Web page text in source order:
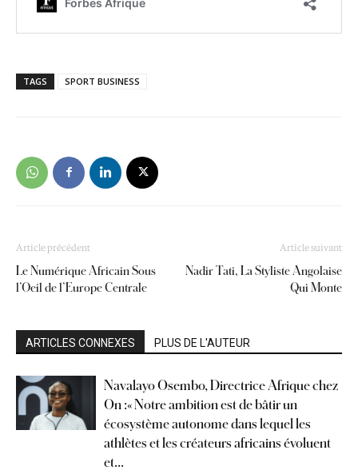
TAGS SPORT BUSINESS
Article précédent
Le Numérique Africain Sous
l’Oeil de l’Europe Centrale
Article suivant
Nadir Tati, La Styliste Angolaise
Qui Monte
ARTICLES CONNEXES PLUS DE L'AUTEUR
Navalayo Osembo, Directrice Afrique chez
On :« Notre ambition est de bâtir un
écosystème autonome dans lequel les
athlètes et les créateurs africains évoluent
et...